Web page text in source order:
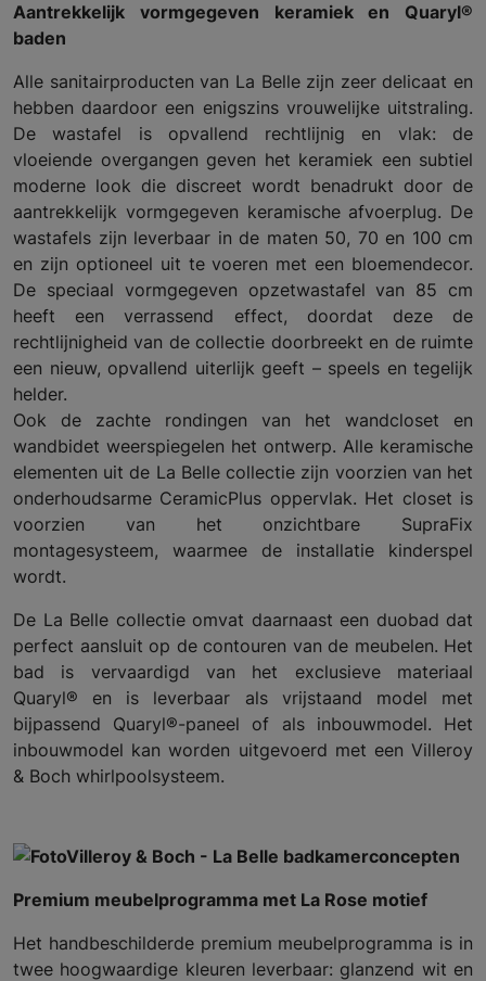
Aantrekkelijk vormgegeven keramiek en Quaryl®
baden
Alle sanitairproducten van La Belle zijn zeer delicaat en
hebben daardoor een enigszins vrouwelijke uitstraling.
De wastafel is opvallend rechtlijnig en vlak: de
vloeiende overgangen geven het keramiek een subtiel
moderne look die discreet wordt benadrukt door de
aantrekkelijk vormgegeven keramische afvoerplug. De
wastafels zijn leverbaar in de maten 50, 70 en 100 cm
en zijn optioneel uit te voeren met een bloemendecor.
De speciaal vormgegeven opzetwastafel van 85 cm
heeft een verrassend effect, doordat deze de
rechtlijnigheid van de collectie doorbreekt en de ruimte
een nieuw, opvallend uiterlijk geeft – speels en tegelijk
helder.
Ook de zachte rondingen van het wandcloset en
wandbidet weerspiegelen het ontwerp. Alle keramische
elementen uit de La Belle collectie zijn voorzien van het
onderhoudsarme CeramicPlus oppervlak. Het closet is
voorzien van het onzichtbare SupraFix
montagesysteem, waarmee de installatie kinderspel
wordt.
De La Belle collectie omvat daarnaast een duobad dat
perfect aansluit op de contouren van de meubelen. Het
bad is vervaardigd van het exclusieve materiaal
Quaryl® en is leverbaar als vrijstaand model met
bijpassend Quaryl®-paneel of als inbouwmodel. Het
inbouwmodel kan worden uitgevoerd met een Villeroy
& Boch whirlpoolsysteem.
Premium meubelprogramma met La Rose motief
Het handbeschilderde premium meubelprogramma is in
twee hoogwaardige kleuren leverbaar: glanzend wit en